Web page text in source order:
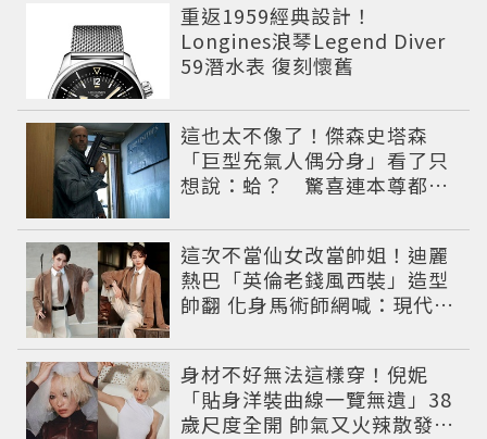
重返1959經典設計！
Longines浪琴Legend Diver
59潛水表 復刻懷舊
這也太不像了！傑森史塔森
「巨型充氣人偶分身」看了只
想說：蛤？ 驚喜連本尊都吐
這次不當仙女改當帥姐！迪麗
熱巴「英倫老錢風西裝」造型
帥翻 化身馬術師網喊：現代版
身材不好無法這樣穿！倪妮
「貼身洋裝曲線一覽無遺」38
歲尺度全開 帥氣又火辣散發獨